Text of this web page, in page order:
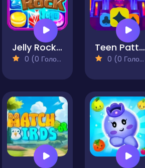
Jelly Rock Saga
0 (0 Голосів)
Teen Patti Match
0 (0 Голосів)